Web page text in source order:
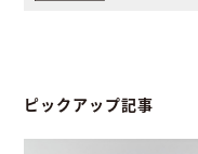
ピックアップ記事